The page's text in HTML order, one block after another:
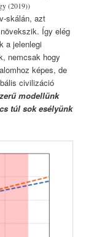
(2019))
skálán, azt
Így elég
a jelenlegi
nemcsak hogy
képes, de
civilizáció
modellünk
túl sok esélyünk